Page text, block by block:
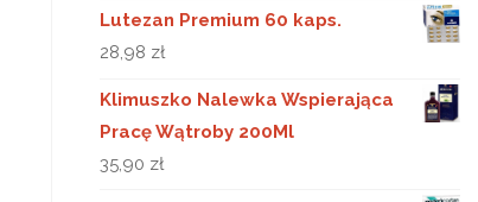
Lutezan Premium 60 kaps.
28,98 zł
Klimuszko Nalewka Wspierająca
Pracę Wątroby 200Ml
35,90 zł